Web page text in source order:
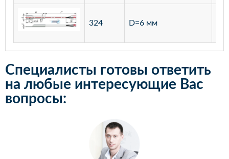
324 D=6 мм
Специалисты готовы ответить
на любые интересующие Вас
вопросы: